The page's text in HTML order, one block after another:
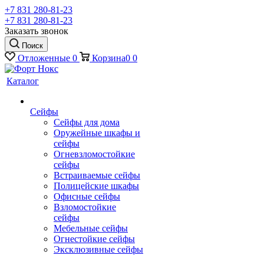
+7 831 280-81-23
+7 831 280-81-23
Заказать звонок
Поиск
Отложенные 0 Корзина0 0
Каталог
Сейфы
Сейфы для дома
Оружейные шкафы и
сейфы
Огневзломостойкие
сейфы
Встраиваемые сейфы
Полицейские шкафы
Офисные сейфы
Взломостойкие
сейфы
Мебельные сейфы
Огнестойкие сейфы
Эксклюзивные сейфы